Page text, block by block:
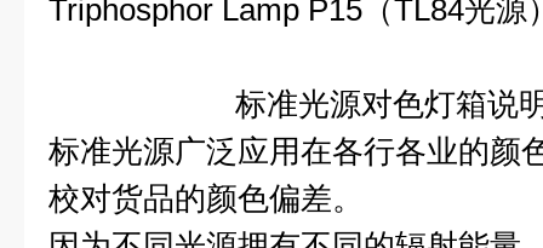
Triphosphor Lamp P15（TL84光源
标准光源对色灯箱说
标准光源广泛应用在各行各业的颜
校对货品的颜色偏差。